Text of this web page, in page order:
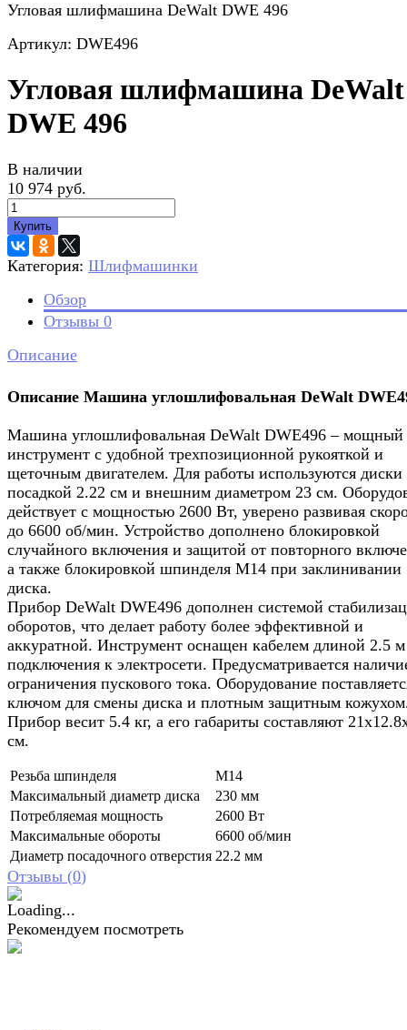
Угловая шлифмашина DeWalt DWE 496
Артикул: DWE496
Угловая шлифмашина DeWalt
DWE 496
В наличии
10 974 руб.
Купить
Категория: Шлифмашинки
Обзор
Отзывы 0
Описание
Описание Машина углошлифовальная DeWalt
Машина углошлифовальная DeWalt DWE496 – мощный
инструмент с удобной трехпозиционной рукояткой и
щеточным двигателем. Для работы используются диски
посадкой 2.22 см и внешним диаметром 23 см.
действует с мощностью 2600 Вт, уверено развивая
до 6600 об/мин. Устройство дополнено блокировкой
случайного включения и защитой от повторного
а также блокировкой шпинделя M14 при заклинивании
диска.
Прибор DeWalt DWE496 дополнен системой
оборотов, что делает работу более эффективной и
аккуратной. Инструмент оснащен кабелем длиной 2.5
подключения к электросети. Предусматривается
ограничения пускового тока. Оборудование
ключом для смены диска и плотным защитным
Прибор весит 5.4 кг, а его габариты составляют
см.
Резьба шпинделя
M14
Максимальный диаметр диска
230 мм
Потребляемая мощность
2600 Вт
Максимальные обороты
6600 об/мин
Диаметр посадочного отверстия 22.2 мм
Отзывы (0)
Рекомендуем посмотреть